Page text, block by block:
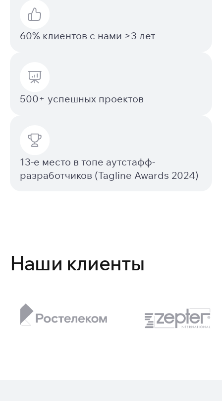
60% клиентов с нами >3 лет
500+ успешных проектов
13-е место в топе аутстафф-
разработчиков (Tagline Awards 2024)
Наши клиенты